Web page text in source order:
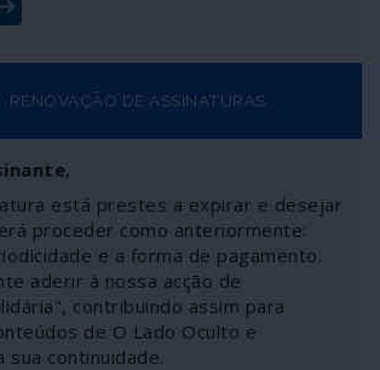
RENOVAÇÃO DE ASSINATURAS
,
está prestes a expirar e desejar
proceder como anteriormente:
e a forma de pagamento.
aderir à nossa acção de
contribuindo assim para
de O Lado Oculto e
sua continuidade.